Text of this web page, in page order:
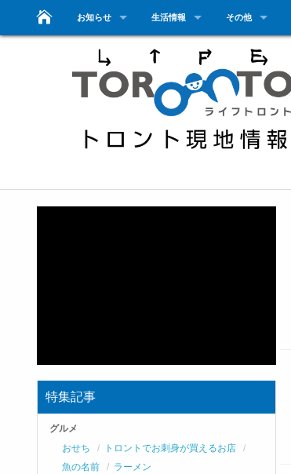
お知らせ 生活情報 その他
特集記事
グルメ
おせち
トロントでお刺身が買えるお店
魚の名前
ラーメン